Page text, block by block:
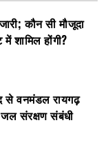
कौन सी मौजूदा
शामिल होंगी?
से वनमंडल रायगढ़
संरक्षण संबंधी